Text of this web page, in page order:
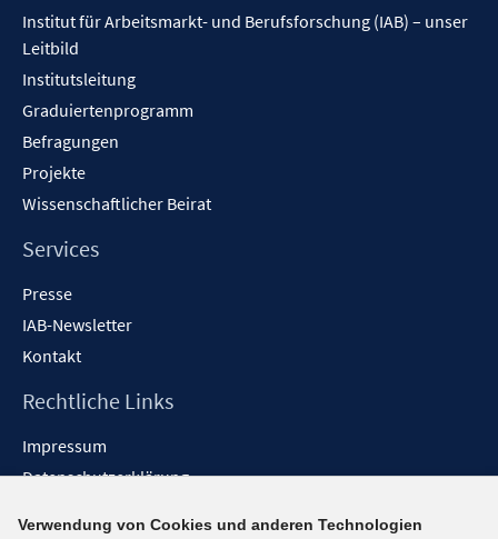
Institut für Arbeitsmarkt- und Berufsforschung (IAB) – unser
Leitbild
Institutsleitung
Graduiertenprogramm
Befragungen
Projekte
Wissenschaftlicher Beirat
Services
Presse
IAB-Newsletter
Kontakt
Rechtliche Links
Impressum
Datenschutzerklärung
Verwendung von Cookies und anderen Technologien